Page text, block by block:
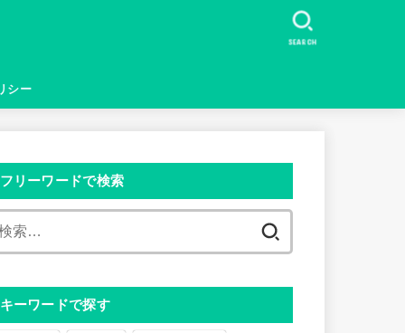
シー
SEARCH
フリーワードで検索
キーワードで探す